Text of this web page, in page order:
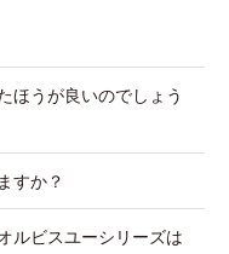
ほうが良いのでしょう
すか？
ルビスユーシリーズは